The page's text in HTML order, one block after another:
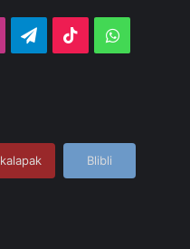
Telegram
TikTok
Blibli